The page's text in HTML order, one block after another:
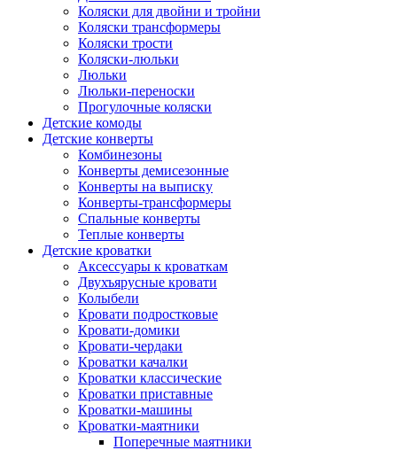
Коляски для двойни и тройни
Коляски трансформеры
Коляски трости
Коляски-люльки
Люльки
Люльки-переноски
Прогулочные коляски
Детские комоды
Детские конверты
Комбинезоны
Конверты демисезонные
Конверты на выписку
Конверты-трансформеры
Спальные конверты
Теплые конверты
Детские кроватки
Аксессуары к кроваткам
Двухъярусные кровати
Колыбели
Кровати подростковые
Кровати-домики
Кровати-чердаки
Кроватки качалки
Кроватки классические
Кроватки приставные
Кроватки-машины
Кроватки-маятники
Поперечные маятники